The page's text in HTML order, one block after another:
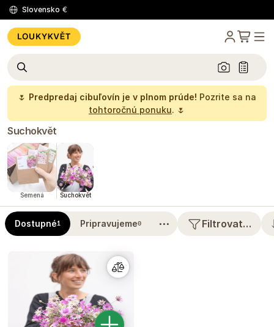
Slovensko €
🌷 Predpredaj cibuľovín je v plnom prúde! Pozrite sa na
tohtoročnú ponuku. 🌷
Suchokvět
Semená Suchokvět
Dostupné1 Pripravujeme0 ⋯ Filtrovat…